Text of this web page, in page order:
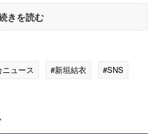
きを読む
ュース #新垣結衣
#SNS